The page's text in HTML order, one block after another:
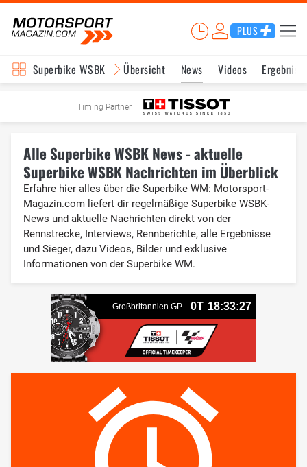
PLUS
Superbike WSBK Übersicht News Videos
Timing Partner
Alle Superbike WSBK News - aktuelle
Superbike WSBK Nachrichten im Überblick
Erfahre hier alles über die Superbike WM: Motorsport-
Magazin.com liefert dir regelmäßige Superbike WSBK-
News und aktuelle Nachrichten direkt von der
Rennstrecke, Interviews, Rennberichte, alle Ergebnisse
und Sieger, dazu Videos, Bilder und exklusive
Informationen von der Superbike WM.